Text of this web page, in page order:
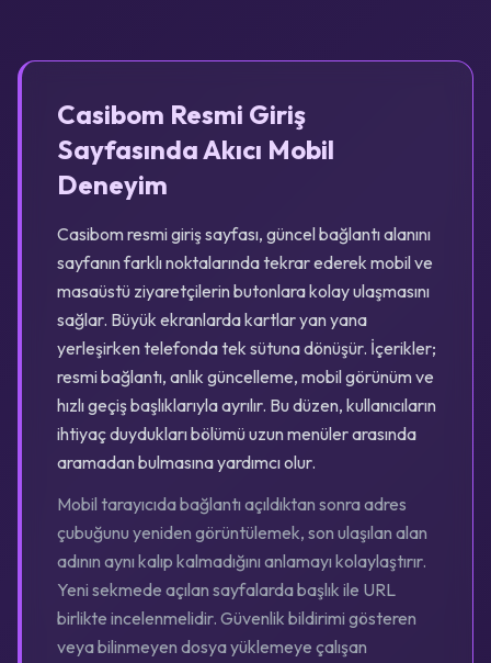
Casibom Resmi Giriş
Sayfasında Akıcı Mobil
Deneyim
Casibom resmi giriş sayfası, güncel bağlantı alanını
sayfanın farklı noktalarında tekrar ederek mobil ve
masaüstü ziyaretçilerin butonlara kolay ulaşmasını
sağlar. Büyük ekranlarda kartlar yan yana
yerleşirken telefonda tek sütuna dönüşür. İçerikler;
resmi bağlantı, anlık güncelleme, mobil görünüm ve
hızlı geçiş başlıklarıyla ayrılır. Bu düzen, kullanıcıların
ihtiyaç duydukları bölümü uzun menüler arasında
aramadan bulmasına yardımcı olur.
Mobil tarayıcıda bağlantı açıldıktan sonra adres
çubuğunu yeniden görüntülemek, son ulaşılan alan
adının aynı kalıp kalmadığını anlamayı kolaylaştırır.
Yeni sekmede açılan sayfalarda başlık ile URL
birlikte incelenmelidir. Güvenlik bildirimi gösteren
veya bilinmeyen dosya yüklemeye çalışan